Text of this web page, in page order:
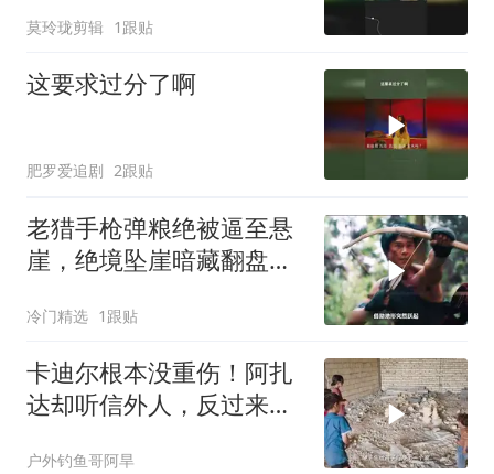
莫玲珑剪辑 1跟贴
这要求过分了啊
肥罗爱追剧 2跟贴
老猎手枪弹粮绝被逼至悬
崖，绝境坠崖暗藏翻盘之
冷门精选 1跟贴
卡迪尔根本没重伤！阿扎
达却听信外人，反过来埋
户外钓鱼哥阿旱